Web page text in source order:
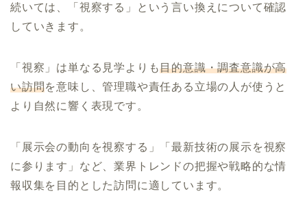
続いては、「視察する」という言い換えについて確認
していきます。
「視察」は単なる見学よりも目的意識・調査意識が高
い訪問を意味し、管理職や責任ある立場の人が使うと
より自然に響く表現です。
「展示会の動向を視察する」「最新技術の展示を視察
に参ります」など、業界トレンドの把握や戦略的な情
報収集を目的とした訪問に適しています。